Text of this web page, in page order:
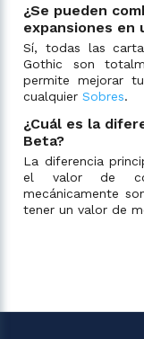
¿Se pueden
expansiones en
Sí, todas las
Gothic son
permite mejorar
cualquier Sobres.
¿Cuál es la
Beta?
La diferencia
el valor de
mecánicamente
tener un valor de